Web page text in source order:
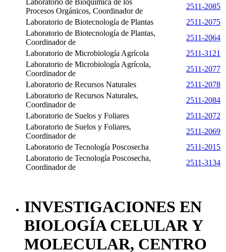
Laboratorio de Bioquímica de los
Procesos Orgánicos, Coordinador de
2511-2085
Laboratorio de Biotecnología de Plantas
2511-2075
Laboratorio de Biotecnología de Plantas,
Coordinador de
2511-2064
Laboratorio de Microbiología Agrícola
2511-3121
Laboratorio de Microbiología Agrícola,
Coordinador de
2511-2077
Laboratorio de Recursos Naturales
2511-2078
Laboratorio de Recursos Naturales,
Coordinador de
2511-2084
Laboratorio de Suelos y Foliares
2511-2072
Laboratorio de Suelos y Foliares,
Coordinador de
2511-2069
Laboratorio de Tecnología Poscosecha
2511-2015
Laboratorio de Tecnología Poscosecha,
Coordinador de
2511-3134
INVESTIGACIONES EN
BIOLOGÍA CELULAR Y
MOLECULAR, CENTRO